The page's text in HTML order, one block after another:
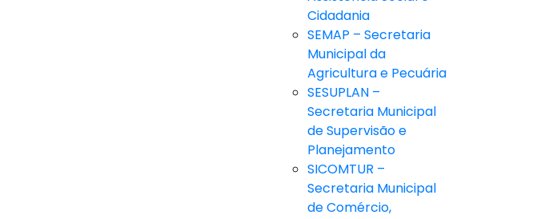
Cidadania
SEMAP – Secretaria
Municipal da
Agricultura e Pecuária
SESUPLAN –
Secretaria Municipal
de Supervisão e
Planejamento
SICOMTUR –
Secretaria Municipal
de Comércio,